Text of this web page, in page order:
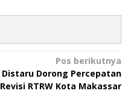
Pos berikutnya
Distaru Dorong Percepatan
Revisi RTRW Kota Makassar